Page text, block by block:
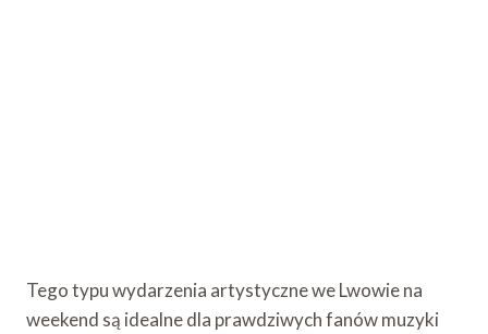
Tego typu wydarzenia artystyczne we Lwowie na
weekend są idealne dla prawdziwych fanów muzyki